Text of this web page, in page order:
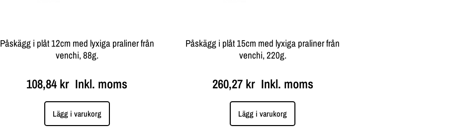
Påskägg i plåt 12cm med lyxiga praliner från
venchi, 88g.
108,84 kr Inkl. moms
Lägg i varukorg
Påskägg i plåt 15cm med lyxiga praliner från
venchi, 220g.
260,27 krInkl. moms
Lägg i varukorg